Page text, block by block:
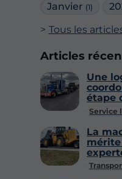
Janvier (1)
Tous les
Articles
Service
Une
étape
La